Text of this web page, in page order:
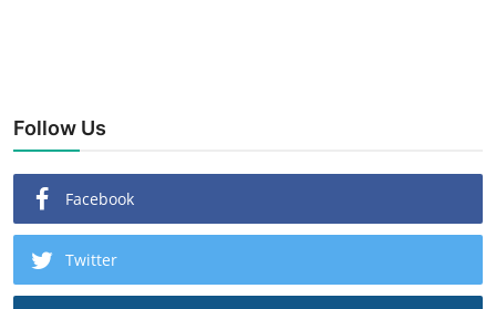
Follow Us
Facebook
Twitter